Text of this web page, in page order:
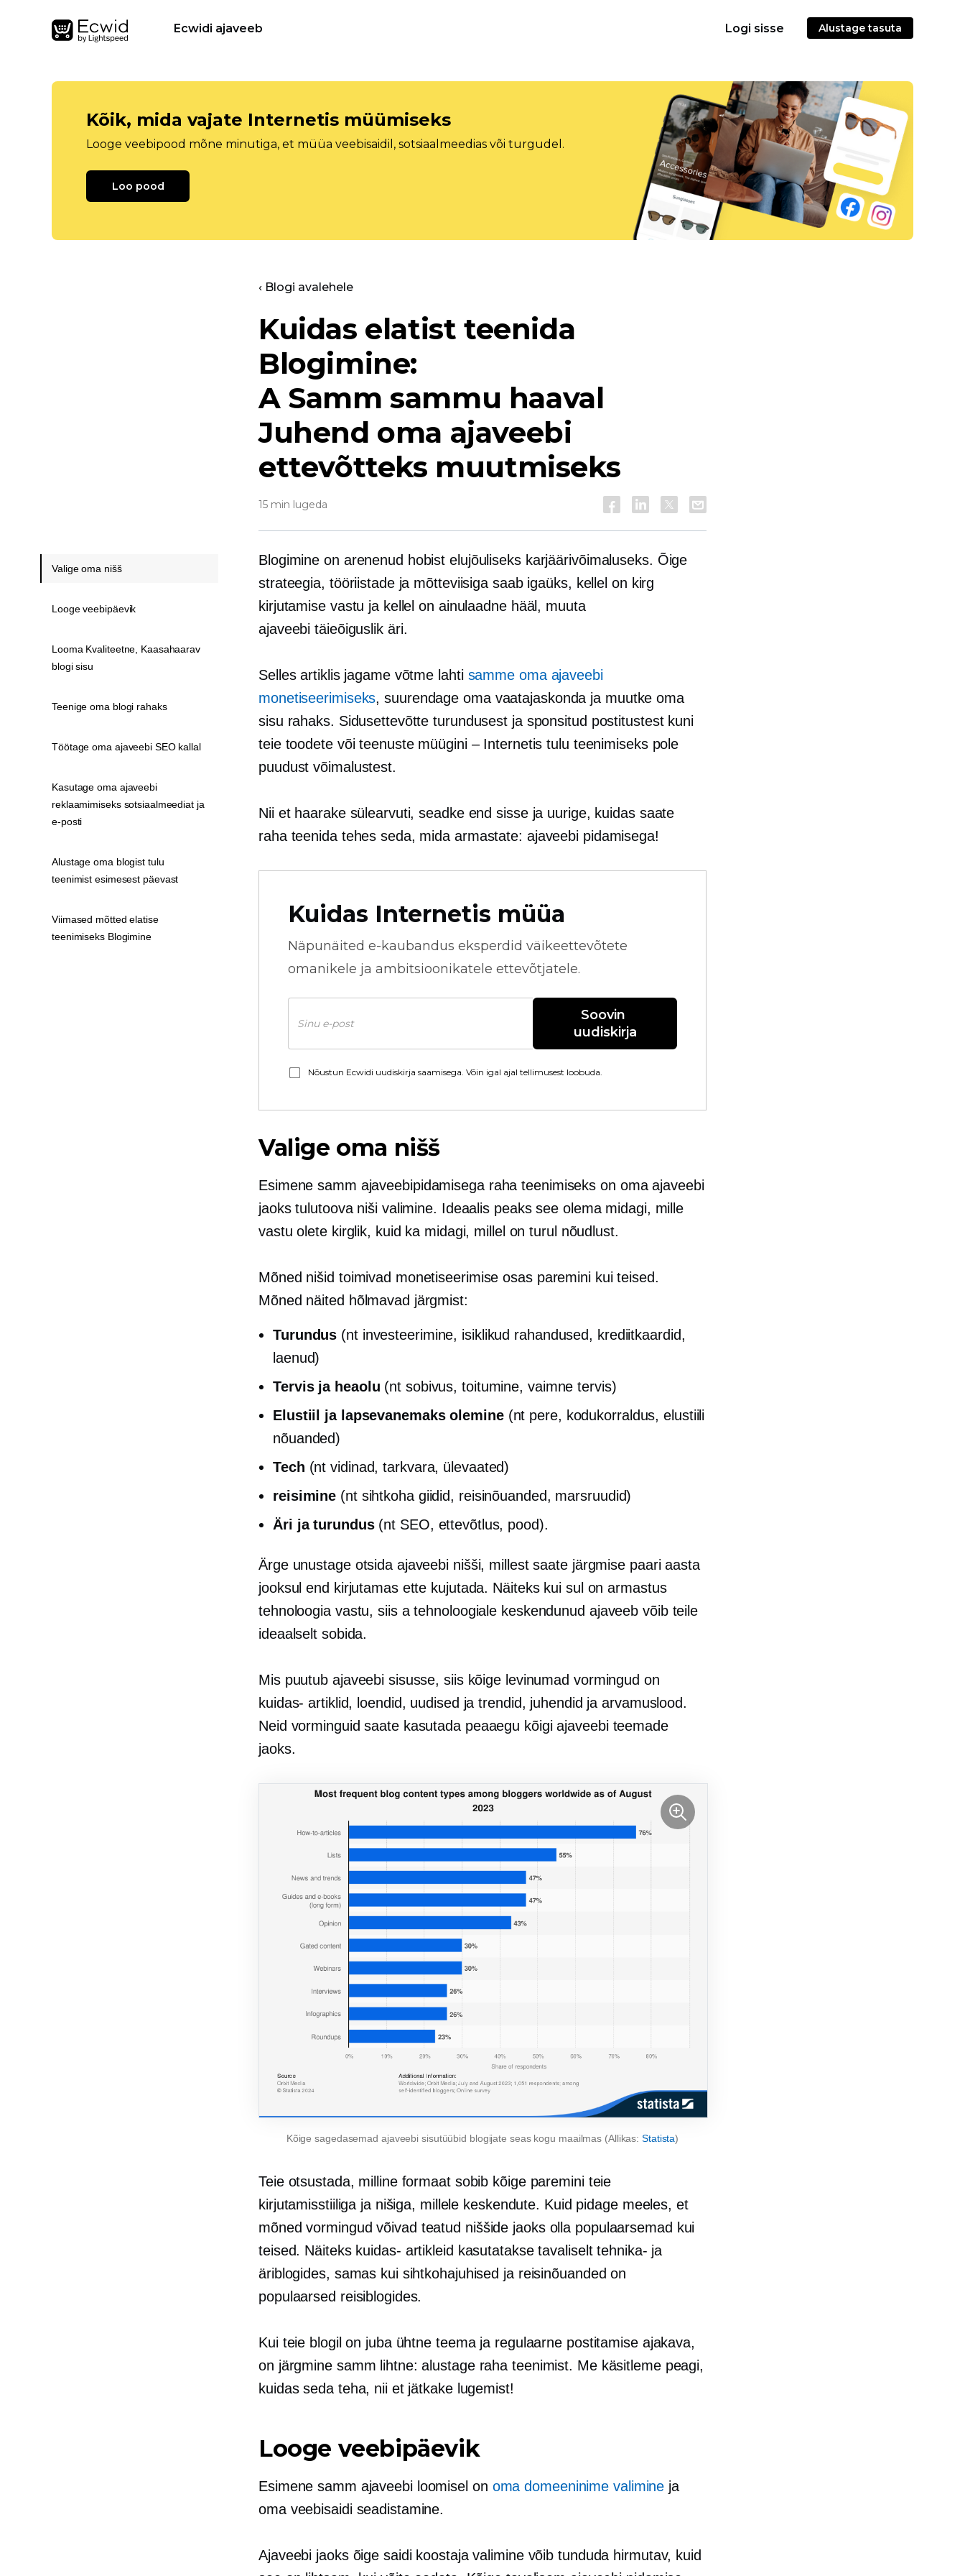
Ecwidi ajaveeb Logi sisse Alustage tasuta
Kõik, mida vajate Internetis müümiseks
Looge veebipood mõne minutiga, et müüa veebisaidil, sotsiaalmeedias või turgudel.
Loo pood
‹ Blogi avalehele
Kuidas elatist teenida
Blogimine:
A Samm sammu haaval
Juhend oma ajaveebi
ettevõtteks muutmiseks
15 min lugeda
Blogimine on arenenud hobist elujõuliseks karjäärivõimaluseks. Õige
strateegia, tööriistade ja mõtteviisiga saab igaüks, kellel on kirg
kirjutamise vastu ja kellel on ainulaadne hääl, muuta
ajaveebitäieõiguslikäri.
Selles artiklis jagame võtme lahti samme oma ajaveebi
monetiseerimiseks, suurendage oma vaatajaskonda ja muutke oma
sisu rahaks. Sidusettevõtte turundusest ja sponsitud postitustest kuni
teie toodete või teenuste müügini – Internetis tulu teenimiseks pole
puudust võimalustest.
Nii et haarake sülearvuti, seadke end sisse ja uurige, kuidas saate
raha teenida tehes seda, mida armastate: ajaveebi pidamisega!
Kuidas Internetis müüa
Näpunäited e-kaubandus eksperdid väikeettevõtete
omanikele ja ambitsioonikatele ettevõtjatele.
Soovin
uudiskirja
Nõustun Ecwidi uudiskirja saamisega. Võin igal ajal tellimusest loobuda.
Valige oma nišš
Esimene samm ajaveebipidamisega raha teenimiseks on oma ajaveebi
jaoks tulutoova niši valimine. Ideaalis peaks see olema midagi, mille
vastu olete kirglik, kuid ka midagi, millel on turul nõudlust.
Mõned nišid toimivad monetiseerimise osas paremini kui teised.
Mõned näited hõlmavad järgmist:
Turundus (nt investeerimine, isiklikud rahandused, krediitkaardid,
laenud)
Tervis ja heaolu (nt sobivus, toitumine, vaimne tervis)
Elustiil ja lapsevanemaks olemine(nt pere, kodukorraldus, elustiili
nõuanded)
Tech (nt vidinad, tarkvara, ülevaated)
reisimine (nt sihtkoha giidid, reisinõuanded, marsruudid)
Äri ja turundus(nt SEO, ettevõtlus, pood).
Ärge unustage otsida ajaveebi nišši, millest saate järgmise paari aasta
jooksul end kirjutamas ette kujutada. Näiteks kui sul on armastus
tehnoloogia vastu, siis atehnoloogiale keskendunud ajaveeb võib teile
ideaalselt sobida.
Mis puutub ajaveebi sisusse, siis kõige levinumad vormingud on
kuidas- artiklid, loendid, uudised ja trendid, juhendid ja arvamuslood.
Neid vorminguid saate kasutada peaaegu kõigi ajaveebi teemade
jaoks.
Kõige sagedasemad ajaveebi sisutüübid blogijate seas kogu maailmas (Allikas:Statista)
Teie otsustada, milline formaat sobib kõige paremini teie
kirjutamisstiiliga ja nišiga, millele keskendute. Kuid pidage meeles, et
mõned vormingud võivad teatud niššide jaoks olla populaarsemad kui
teised. Näiteks kuidas- artikleid kasutatakse tavaliselt tehnika- ja
äriblogides, samas kui sihtkohajuhised ja reisinõuanded on
populaarsed reisiblogides.
Kui teie blogil on juba ühtne teema ja regulaarne postitamise ajakava,
on järgmine samm lihtne: alustage raha teenimist. Me käsitleme peagi,
kuidas seda teha, nii et jätkake lugemist!
Looge veebipäevik
Esimene samm ajaveebi loomisel on oma domeeninime valimine ja
oma veebisaidi seadistamine.
Ajaveebi jaoks õige saidi koostaja valimine võib tunduda hirmutav, kuid
Valige oma nišš
Looge veebipäevik
Looma Kvaliteetne, Kaasahaarav
blogi sisu
Teenige oma blogi rahaks
Töötage oma ajaveebi SEO kallal
Kasutage oma ajaveebi
reklaamimiseks sotsiaalmeediat ja
e-posti
Alustage oma blogist tulu
teenimist esimesest päevast
Viimased mõtted elatise
teenimiseks Blogimine